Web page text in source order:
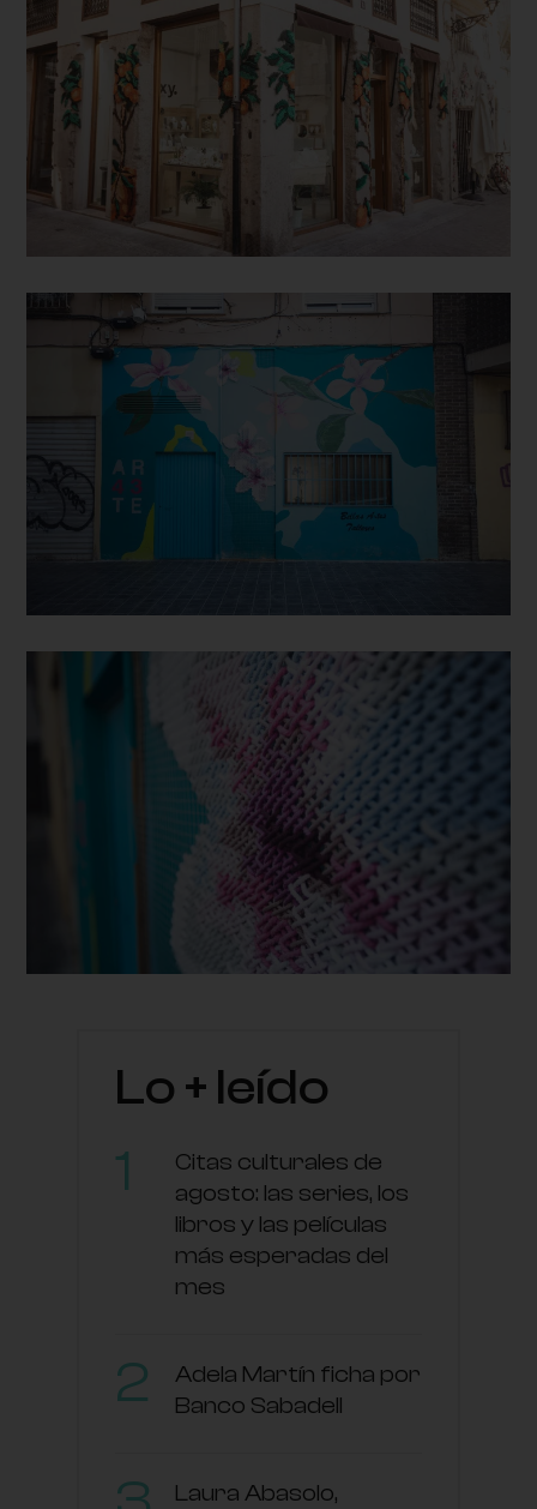
Lo + leído
Citas culturales de
agosto: las series, los
libros y las películas
más esperadas del
mes
Adela Martín ficha por
Banco Sabadell
Laura Abasolo,